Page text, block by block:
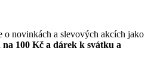
o novinkách a slevových akcích jako
100 Kč a dárek k svátku a